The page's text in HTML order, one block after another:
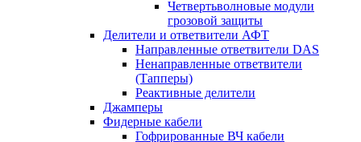
Четвертьволновые модули
грозовой защиты
Делители и ответвители АФТ
Направленные ответвители DAS
Ненаправленные ответвители
(Тапперы)
Реактивные делители
Джамперы
Фидерные кабели
Гофрированные ВЧ кабели